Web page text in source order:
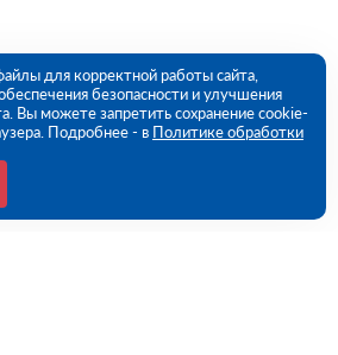
для корректной работы сайта,
безопасности и улучшения
Вы можете запретить сохранение cookie-
Подробнее - в Политике обработки